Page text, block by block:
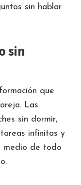
sin hablar
sin
que
Las
sin dormir,
infinitas y
medio de todo